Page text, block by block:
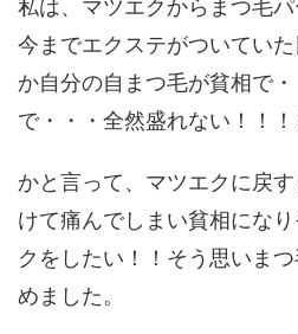
私は、マツエクからまつ毛パ
今までエクステがついてい
か自分の自まつ毛が貧相で
で・・・全然盛れない！！！
かと言って、マツエクに戻
けて痛んでしまい貧相にな
クをしたい！！そう思いま
めました。